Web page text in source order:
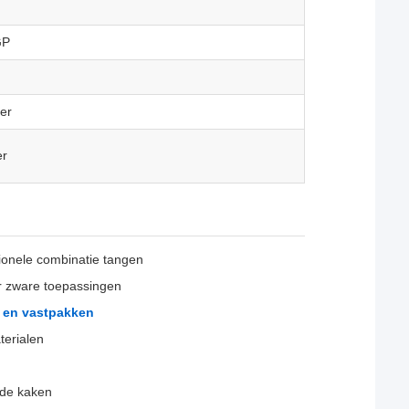
combinatie tangen
zware toepassingen
vastpakken
kaken